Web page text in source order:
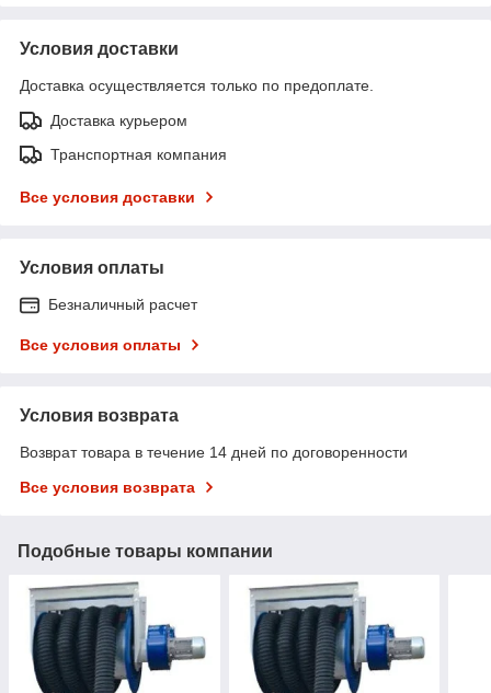
Условия доставки
Доставка осуществляется только по предоплате.
Доставка курьером
Транспортная компания
Все условия доставки
Условия оплаты
Безналичный расчет
Все условия оплаты
Условия возврата
Возврат товара в течение 14 дней по договоренности
Все условия возврата
Подобные товары компании